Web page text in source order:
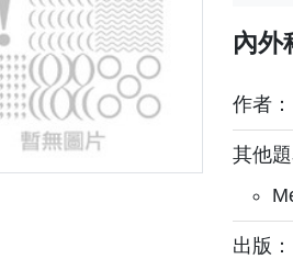
內外
作者：
其他題
出版